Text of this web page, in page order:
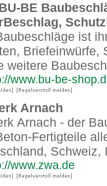
BE
ist
Briefeinwürfe,
weitere
www.bu-be-
Arnach
Arnach - der
Fertigteile
Schweiz,
www.zwa.de